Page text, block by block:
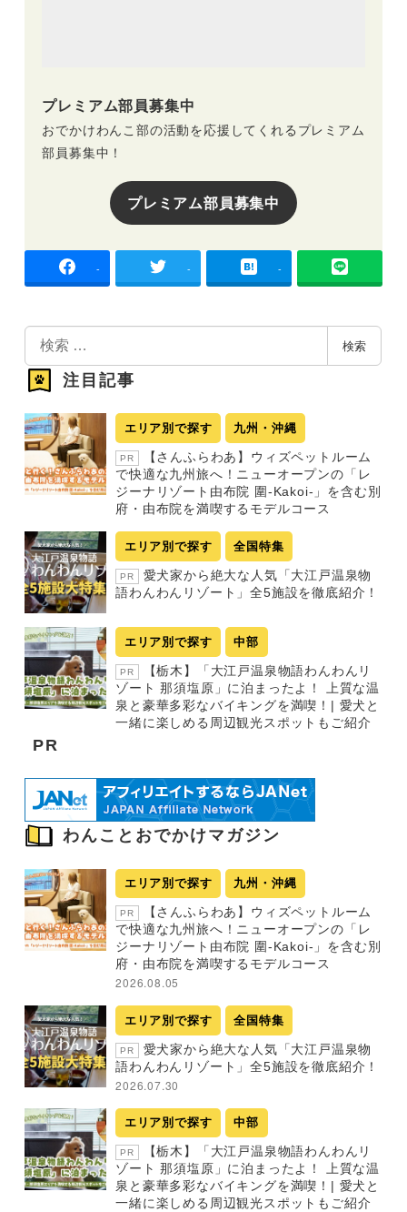
プレミアム部員募集中
おでかけわんこ部の活動を応援してくれるプレミアム
部員募集中！
プレミアム部員募集中
- - -
索
検索
注目記事
エリア別で探す 九州・沖縄
PR
【さんふらわあ】ウィズペットルーム
で快適な九州旅へ！ニューオープンの「レ
ジーナリゾート由布院 圍-Kakoi-」を含む別
府・由布院を満喫するモデルコース
エリア別で探す 全国特集
PR
愛犬家から絶大な人気「大江戸温泉物
語わんわんリゾート」全5施設を徹底紹介！
エリア別で探す 中部
PR
【栃木】「大江戸温泉物語わんわんリ
ゾート 那須塩原」に泊まったよ！ 上質な温
泉と豪華多彩なバイキングを満喫！| 愛犬と
一緒に楽しめる周辺観光スポットもご紹介
PR
わんことおでかけマガジン
エリア別で探す 九州・沖縄
PR
【さんふらわあ】ウィズペットルーム
で快適な九州旅へ！ニューオープンの「レ
ジーナリゾート由布院 圍-Kakoi-」を含む別
府・由布院を満喫するモデルコース
2026.08.05
エリア別で探す 全国特集
PR
愛犬家から絶大な人気「大江戸温泉物
語わんわんリゾート」全5施設を徹底紹介！
2026.07.30
エリア別で探す 中部
PR
【栃木】「大江戸温泉物語わんわんリ
ゾート 那須塩原」に泊まったよ！ 上質な温
泉と豪華多彩なバイキングを満喫！| 愛犬と
一緒に楽しめる周辺観光スポットもご紹介